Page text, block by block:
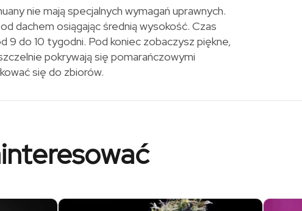
nie mają specjalnych wymagań uprawnych.
dachem osiągając średnią wysokość. Czas
9 do 10 tygodni. Pod koniec zobaczysz piękne,
pokrywają się pomarańczowymi
się do zbiorów.